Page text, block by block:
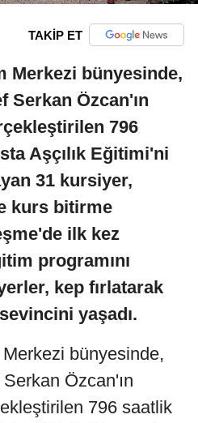
TAKİP ET
Merkezi bünyesinde,
Serkan Özcan'ın
796
Aşçılık Eğitimi'ni
31 kursiyer,
kurs bitirme
ilk kez
programını
kep fırlatarak
yaşadı.
bünyesinde,
Serkan Özcan'ın
796 saatlik